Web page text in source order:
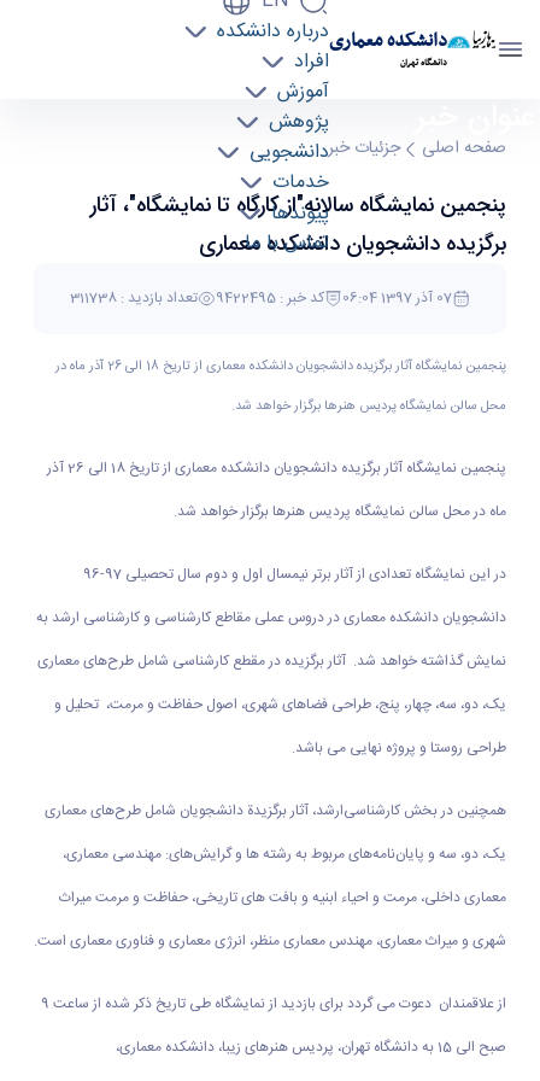
دانشکده معماری
دانشگاه تهران
درباره دانشکده
افراد
آموزش
پژوهش
دانشجویی
خدمات
پیوندها
تماس با ما
پنجمین نمایشگاه سالانه"از کارگاه تا نمایشگاه"، آثار
برگزیده دانشجویان دانشکده معماری - دانشکده
صفحه اصلی جزئیات خبر
پنجمین نمایشگاه سالانه"از کارگاه تا نمایشگاه"، آثار
برگزیده دانشجویان دانشکده معماری
07 آذر 1397 06:04 کد خبر : 9422495 تعداد بازدید : 311738
پنجمین نمایشگاه آثار برگزیده دانشجویان دانشکده معماری از تاریخ 18 الی 26 آذر ماه در
محل سالن نمایشگاه پردیس هنرها برگزار خواهد شد.
پنجمین نمایشگاه آثار برگزیده دانشجویان دانشکده معماری از تاریخ 18 الی 26 آذر
ماه در محل سالن نمایشگاه پردیس هنرها برگزار خواهد شد.
در این نمایشگاه تعدادی از آثار برتر نیمسال اول و دوم سال تحصیلی 97-96
دانشجویان دانشکده معماری در دروس عملی مقاطع کارشناسی و کارشناسی ارشد به
نمایش گذاشته خواهد شد. آثار برگزیده در مقطع کارشناسی شامل طرح‌های معماری
یک، دو، سه، چهار، پنج، طراحی فضاهای شهری، اصول حفاظت و مرمت، تحلیل و
طراحی روستا و پروژه نهایی می باشد.
همچنین در بخش کارشناسی‌ارشد، آثار برگزیدة دانشجویان شامل طرح‌های معماری
یک، دو، سه و پایان‌نامه‌های مربوط به رشته ها و گرایش‌های: مهندسی معماری،
معماری داخلی، مرمت و احیاء ابنیه و بافت های تاریخی، حفاظت و مرمت میراث
شهری و میراث معماری، مهندس معماری منظر، انرژی معماری و فناوری معماری است.
از علاقمندان
دعوت می گردد برای بازدید از نمایشگاه طی تاریخ ذکر شده از ساعت 9
صبح الی 15 به دانشگاه تهران،
پردیس هنرهای زیبا، دانشکده معماری،